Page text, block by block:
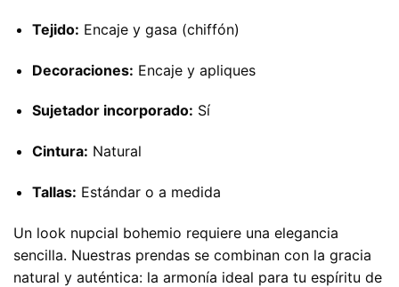
Tejido: Encaje y gasa (chiffón)
Decoraciones: Encaje y apliques
Sujetador incorporado: Sí
Cintura: Natural
Tallas: Estándar o a medida
Un look nupcial bohemio requiere una elegancia
sencilla. Nuestras prendas se combinan con la gracia
natural y auténtica: la armonía ideal para tu espíritu de